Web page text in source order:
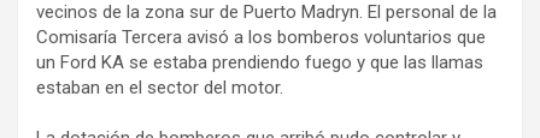
vecinos de la zona sur de Puerto Madryn. El personal de la
Comisaría Tercera avisó a los bomberos voluntarios que
un Ford KA se estaba prendiendo fuego y que las llamas
estaban en el sector del motor.